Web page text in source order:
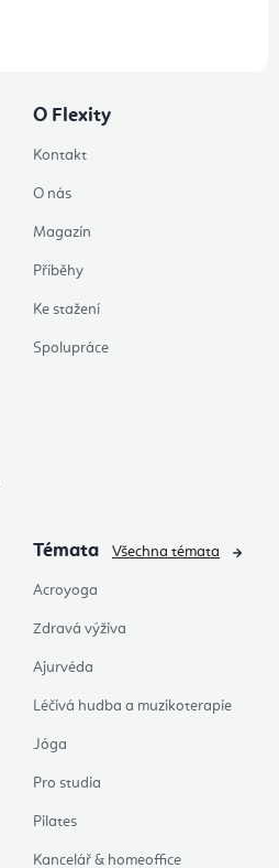
O Flexity
Kontakt
O nás
Magazín
Příběhy
Ke stažení
Spolupráce
Témata
Acroyoga
Zdravá výživa
Ajurvéda
Léčivá hudba a muzikoterapie
Jóga
Pro studia
Pilates
Kancelář & homeoffice
Všechna témata